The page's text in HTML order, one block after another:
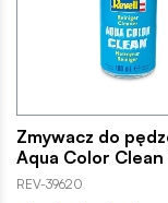
Zmywacz do
Aqua Color
REV-39620